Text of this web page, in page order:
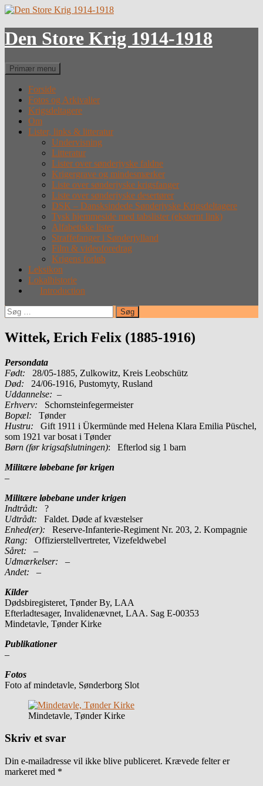
Hop
indhold
Den Store Krig 1914-1918
Søg
Primær menu
Forside
Fotos og Arkivalier
Krigsdeltagere
Om
Lister, links & litteratur
Undervisning
Litteratur
Lister over sønderjyske faldne
Krigergrave og mindesmærker
Liste over sønderjyske krigsfanger
Liste over sønderjyske desertører
DSK – Dansksindede Sønderjyske Krigsdeltagere
Tysk hjemmeside med tabslister (eksternt link)
Alfabetiske lister
Straffefanger i Sønderjylland
Film & videoforedrag
Krigens forløb
Leksikon
Lokalhistorie
Introduction
Søg
efter:
Wittek, Erich Felix (1885-1916)
Persondata
Født: 28/05-1885, Zulkowitz, Kreis Leobschütz
Død: 24/06-1916, Pustomyty, Rusland
Uddannelse: –
Erhverv: Schornsteinfegermeister
Bopæl: Tønder
Hustru: Gift 1911 i Ükermünde med Helena Klara Emilia Püschel,
som 1921 var bosat i Tønder
Børn (før krigsafslutningen): Efterlod sig 1 barn
Militære løbebane før krigen
–
Militære løbebane under krigen
Indtrådt: ?
Udtrådt: Faldet. Døde af kvæstelser
Enhed(er):
Reserve-Infanterie-Regiment Nr. 203, 2. Kompagnie
Rang:
Offizierstellvertreter, Vizefeldwebel
Såret: –
Udmærkelser: –
Andet: –
Kilder
Dødsbiregisteret, Tønder By, LAA
Efterladtesager, Invalidenævnet, LAA. Sag E-00353
Mindetavle, Tønder Kirke
Publikationer
–
Fotos
Foto af mindetavle, Sønderborg Slot
Mindetavle, Tønder Kirke
Skriv et svar
Din e-mailadresse vil ikke blive publiceret. Krævede felter er
markeret med *